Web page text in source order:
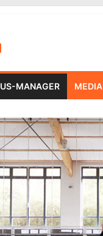
US-MANAGER MEDIA